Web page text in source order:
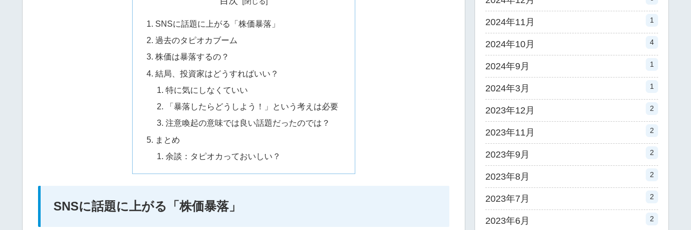
SNSに話題に上がる「株価暴落」
過去のタピオカブーム
株価は暴落するの？
結局、投資家はどうすればいい？
特に気にしなくていい
「暴落したらどうしよう！」という考えは必要
注意喚起の意味では良い話題だったのでは？
まとめ
余談：タピオカっておいしい？
SNSに話題に上がる「株価暴落」
2024年11月 1
2024年10月 4
2024年9月 1
2024年3月 1
2023年12月 2
2023年11月 2
2023年9月 2
2023年8月 2
2023年7月 2
2023年6月 2